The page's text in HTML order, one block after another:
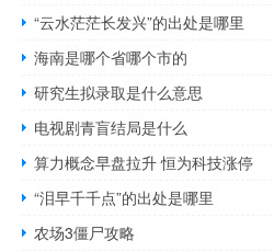
“云水茫茫长发兴”的出处是哪里
海南是哪个省哪个市的
研究生拟录取是什么意思
电视剧青盲结局是什么
算力概念早盘拉升 恒为科技涨停
“泪早千千点”的出处是哪里
农场3僵尸攻略